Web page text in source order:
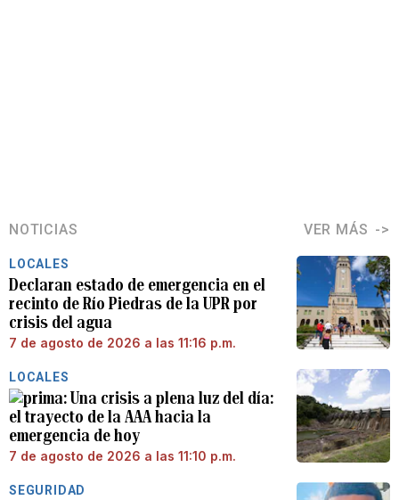
NOTICIAS VER MÁS
LOCALES
Declaran estado de emergencia en el
recinto de Río Piedras de la UPR por
crisis del agua
7 de agosto de 2026 a las 11:16 p.m.
LOCALES
Una crisis a plena luz del día:
el trayecto de la AAA hacia la
emergencia de hoy
7 de agosto de 2026 a las 11:10 p.m.
SEGURIDAD